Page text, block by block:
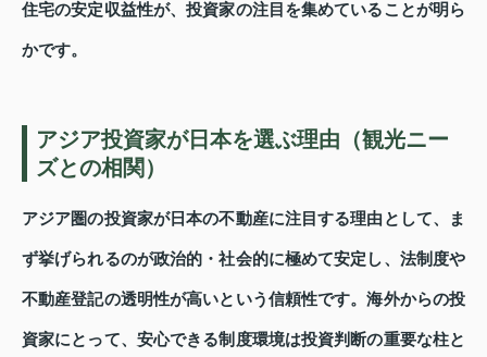
住宅の安定収益性が、投資家の注目を集めていることが明ら
かです。
アジア投資家が日本を選ぶ理由（観光ニー
ズとの相関）
アジア圏の投資家が日本の不動産に注目する理由として、ま
ず挙げられるのが政治的・社会的に極めて安定し、法制度や
不動産登記の透明性が高いという信頼性です。海外からの投
資家にとって、安心できる制度環境は投資判断の重要な柱と